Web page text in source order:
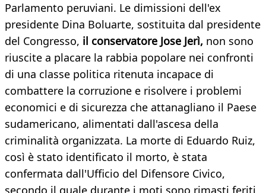
Parlamento peruviani. Le dimissioni dell'ex
presidente Dina Boluarte, sostituita dal presidente
del Congresso, il conservatore Jose Jerì, non sono
riuscite a placare la rabbia popolare nei confronti
di una classe politica ritenuta incapace di
combattere la corruzione e risolvere i problemi
economici e di sicurezza che attanagliano il Paese
sudamericano, alimentati dall'ascesa della
criminalità organizzata. La morte di Eduardo Ruiz,
così è stato identificato il morto, è stata
confermata dall'Ufficio del Difensore Civico,
secondo il quale durante i moti sono rimasti feriti